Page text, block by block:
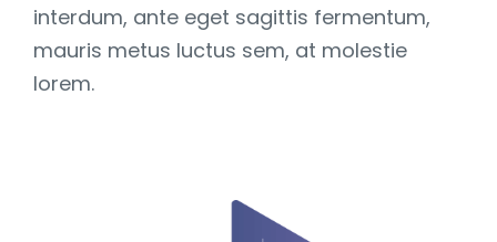
interdum, ante eget sagittis fermentum,
mauris metus luctus sem, at molestie
lorem.